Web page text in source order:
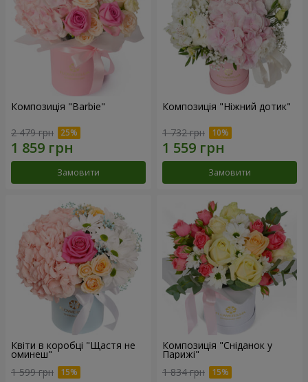
Композиція "Barbie"
2 479 грн
Замовити
Композиція "Ніжний дотик"
1 732 грн
Замовити
Квіти в коробці "Щастя не
оминеш"
1 599 грн
Композиція "Сніданок у
Парижі"
1 834 грн